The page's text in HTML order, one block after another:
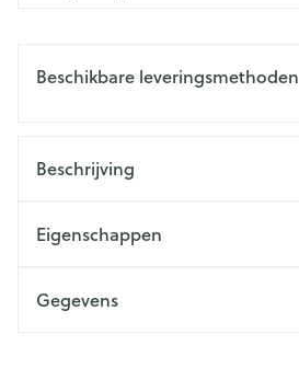
Beschikbare leveringsmethoden
Beschrijving
Eigenschappen
Gegevens